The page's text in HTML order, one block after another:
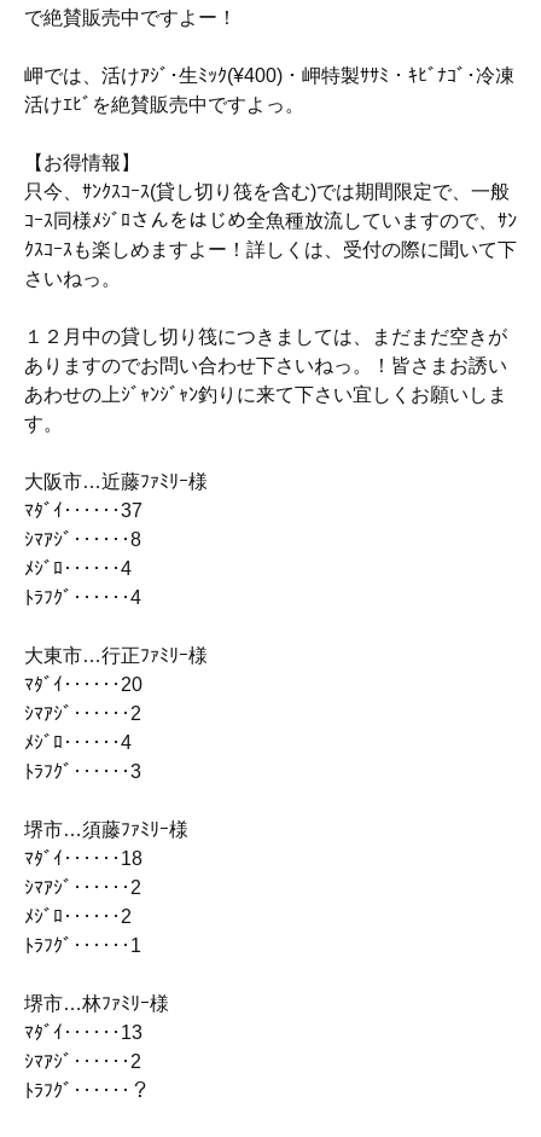
で絶賛販売中ですよー！
岬では、活けｱｼﾞ･生ﾐｯｸ(¥400)・岬特製ｻｻﾐ・ｷﾋﾞﾅｺﾞ･冷凍
活けｴﾋﾞを絶賛販売中ですよっ。
【お得情報】
只今、ｻﾝｸｽｺｰｽ(貸し切り筏を含む)では期間限定で、一般
ｺｰｽ同様ﾒｼﾞﾛさんをはじめ全魚種放流していますので、ｻﾝ
ｸｽｺｰｽも楽しめますよー！詳しくは、受付の際に聞いて下
さいねっ。
１２月中の貸し切り筏につきましては、まだまだ空きが
ありますのでお問い合わせ下さいねっ。！皆さまお誘い
あわせの上ｼﾞｬﾝｼﾞｬﾝ釣りに来て下さい宜しくお願いしま
す。
大阪市…近藤ﾌｧﾐﾘｰ様
ﾏﾀﾞｲ‥‥‥37
ｼﾏｱｼﾞ‥‥‥8
ﾒｼﾞﾛ‥‥‥4
ﾄﾗﾌｸﾞ‥‥‥4
大東市…行正ﾌｧﾐﾘｰ様
ﾏﾀﾞｲ‥‥‥20
ｼﾏｱｼﾞ‥‥‥2
ﾒｼﾞﾛ‥‥‥4
ﾄﾗﾌｸﾞ‥‥‥3
堺市…須藤ﾌｧﾐﾘｰ様
ﾏﾀﾞｲ‥‥‥18
ｼﾏｱｼﾞ‥‥‥2
ﾒｼﾞﾛ‥‥‥2
ﾄﾗﾌｸﾞ‥‥‥1
堺市…林ﾌｧﾐﾘｰ様
ﾏﾀﾞｲ‥‥‥13
ｼﾏｱｼﾞ‥‥‥2
ﾄﾗﾌｸﾞ‥‥‥？